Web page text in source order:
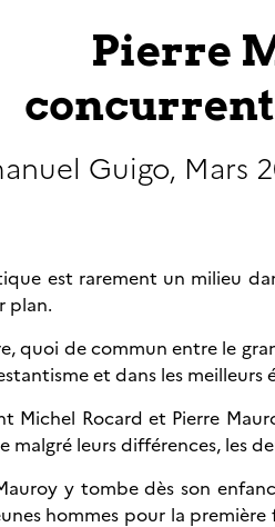
Pierre
Guigo, Mars
est rarement un milieu
plan.
quoi de commun entre le
et dans les meilleurs
Michel Rocard et Pierre
malgré leurs différences, les
y tombe dès son
hommes pour la